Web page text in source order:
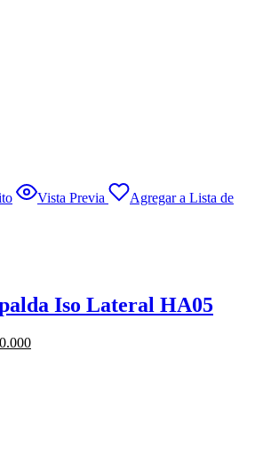
Vista Previa
Agregar a Lista de
Iso Lateral HA05
El